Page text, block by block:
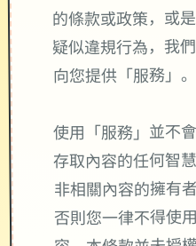
的條款或政策，或
疑似違規行為，我
向您提供「服務」。
使用「服務」並不
存取內容的任何智
非相關內容的擁有
否則您一律不得使